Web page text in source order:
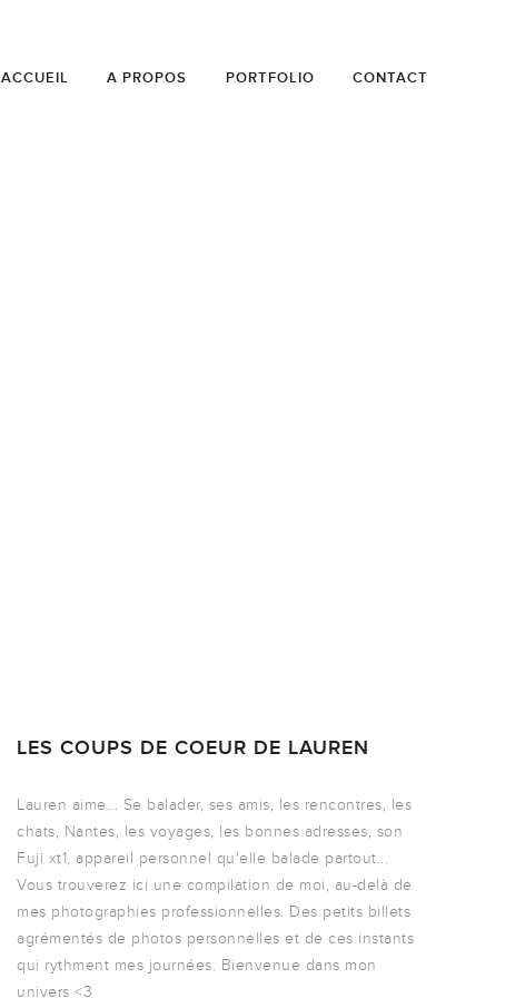
ACCUEIL A PROPOS PORTFOLIO CONTACT
LES COUPS DE COEUR DE LAUREN
Lauren aime... Se balader, ses amis, les rencontres, les
chats, Nantes, les voyages, les bonnes adresses, son
Fuji xt1, appareil personnel qu'elle balade partout...
Vous trouverez ici une compilation de moi, au-delà de
mes photographies professionnelles. Des petits billets
agrémentés de photos personnelles et de ces instants
qui rythment mes journées. Bienvenue dans mon
univers <3